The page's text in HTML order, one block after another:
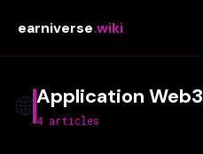
earniverse.wiki
🌐Application Web3
4 articles